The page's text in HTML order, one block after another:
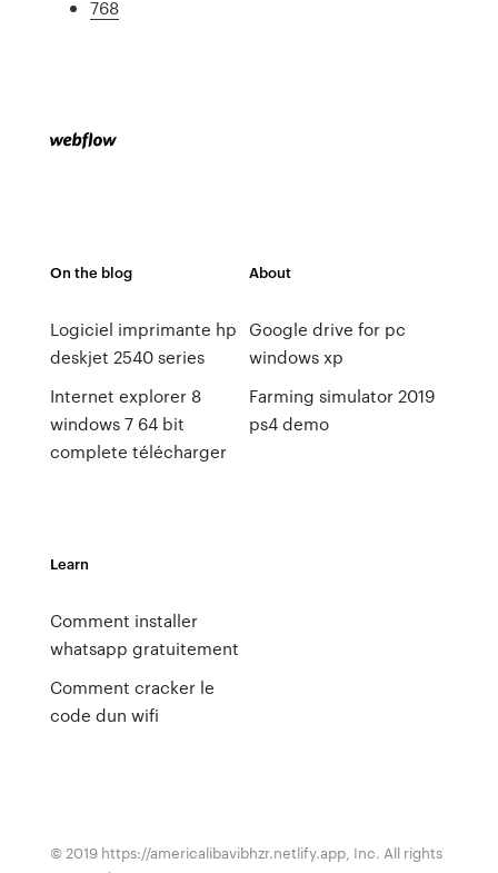
768
On the blog
Logiciel imprimante hp
deskjet 2540 series
Internet explorer 8
windows 7 64 bit
complete télécharger
About
Google drive for pc
windows xp
Farming simulator 2019
ps4 demo
Learn
Comment installer
whatsapp gratuitement
Comment cracker le
code dun wifi
© 2019 https://americalibavibhzr.netlify.app, Inc. All rights